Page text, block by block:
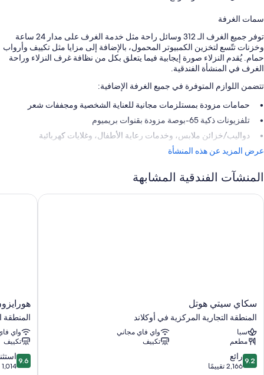
سمات الغرفة
توفر جميع الغرف الـ 312 وسائل راحة مثل خدمة الغرف على مدار 24 ساعة
وخزنات تتّسع لتخزين الكمبيوتر المحمول، بالإضافة إلى مزايا مثل تكييف وأرواب
حمام. يُقدم النزلاء صورة إيجابية فيما يتعلق بكل من نظافة غرف النزلاء وراحة
الغرف في المنشأة الفندقية.
تتضمن اللوازم المتوفرة في جميع الغرفة الإضافية:
حمامات مزودة بمستلزمات مجانية للعناية الشخصية ومجففات شعر
تلفزيونات ذكية 65-بوصة مزودة بقنوات بريميوم
دواليب/خزائن ملابس، وخدمات رعاية الأطفال، وغلايات كهربائية
عرض المزيد عن هذه المنشأة
المنشآت الفندقية المشابهة
سكاي
سيتي
هوتل
المنطقة
التجارية
المركزية
في
سكاي سيتي هوتل
المنطقة التجارية المركزية في أوكلاند
سبا
واي فاي مجاني
مطعم
تكييف
9.2
من
9.2 رائع
2,166 تقييمًا
سكاي سيتي هوتل
هورايزون
باي
المنطقة
التجارية
المركزية
في
المنطقة
واي
تكييف
9.6
من
9.6
1,014 تقييمًا